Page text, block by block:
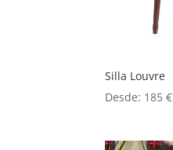
Silla Louvre
Desde: 185€